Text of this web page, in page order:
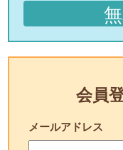
会員
メールアドレス